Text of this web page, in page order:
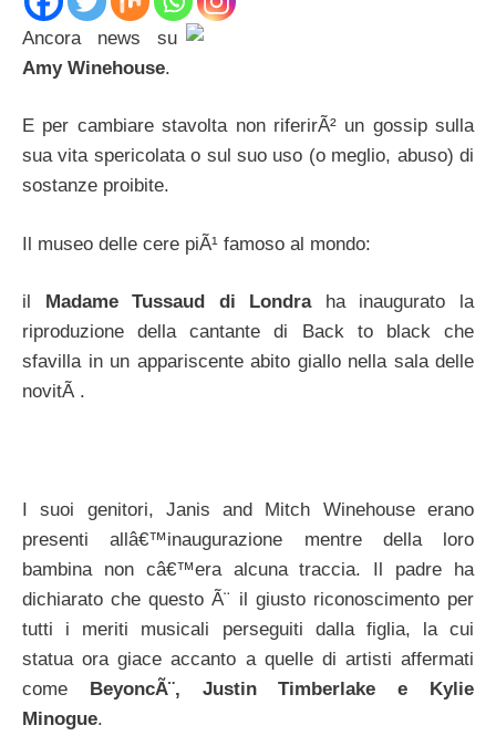
Ancora news su
Amy Winehouse.
E per cambiare stavolta non riferirÃ² un gossip sulla
sua vita spericolata o sul suo uso (o meglio, abuso) di
sostanze proibite.
Il museo delle cere piÃ¹ famoso al mondo:
il Madame Tussaud di Londra
ha inaugurato la
riproduzione della cantante di Back to black che
sfavilla in un appariscente abito giallo nella sala delle
novitÃ .
I suoi genitori, Janis and Mitch Winehouse erano
presenti allâ€™inaugurazione mentre della loro
bambina non câ€™era alcuna traccia. Il padre ha
dichiarato che questo Ã¨ il giusto riconoscimento per
tutti i meriti musicali perseguiti dalla figlia, la cui
statua ora giace accanto a quelle di artisti affermati
come BeyoncÃ¨, Justin Timberlake e Kylie
Minogue.